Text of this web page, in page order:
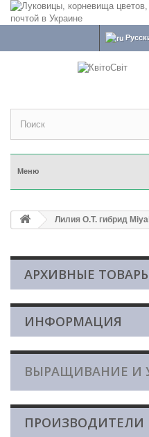
Меню
Лилия О.Т. гибрид
АРХИВНЫЕ
ИНФОРМАЦИЯ
ВЫРАЩИВАНИЕ И
ПРОИЗВОДИТЕЛИ